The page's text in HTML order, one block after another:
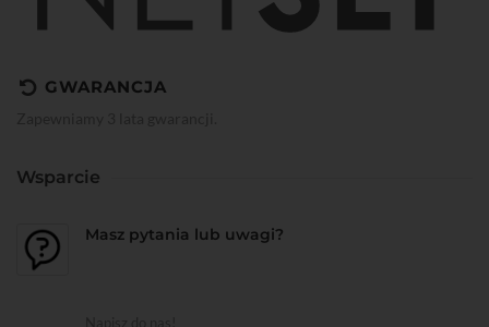
GWARANCJA
Wsparcie
Masz pytania lub uwagi?